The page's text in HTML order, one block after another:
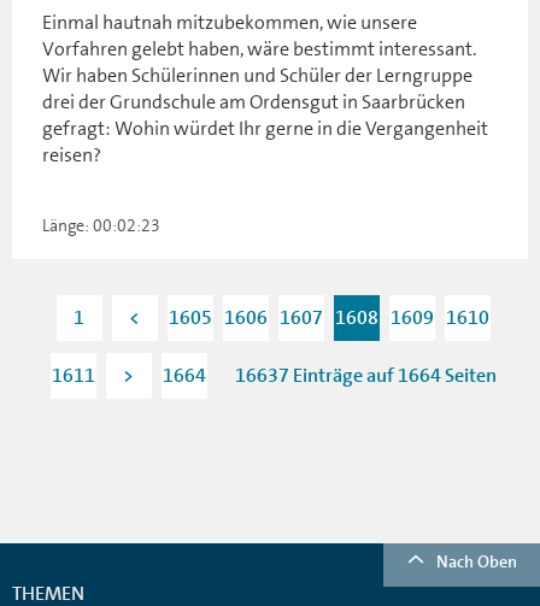
Einmal hautnah mitzubekommen, wie unsere
Vorfahren gelebt haben, wäre bestimmt interessant.
Wir haben Schülerinnen und Schüler der Lerngruppe
drei der Grundschule am Ordensgut in Saarbrücken
gefragt: Wohin würdet Ihr gerne in die Vergangenheit
reisen?
Länge: 00:02:23
1 < 1605 1606 1607 1608 1609 1610
1611 > 1664 16637 Einträge auf 1664 Seiten
Nach Oben
THEMEN